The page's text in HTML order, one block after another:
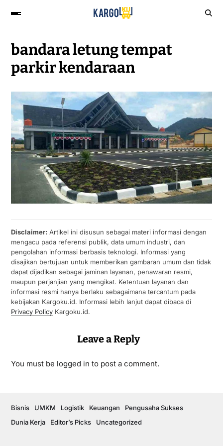
bandara letung tempat
parkir kendaraan
Disclaimer:Artikel ini disusun sebagai materi informasi dengan
mengacu pada referensi publik, data umum industri, dan
pengolahan informasi berbasis teknologi. Informasi yang
disajikan bertujuan untuk memberikan gambaran umum dan tidak
dapat dijadikan sebagai jaminan layanan, penawaran resmi,
maupun perjanjian yang mengikat. Ketentuan layanan dan
informasi resmi hanya berlaku sebagaimana tercantum pada
kebijakan Kargoku.id. Informasi lebih lanjut dapat dibaca di
Privacy PolicyKargoku.id.
Leave a Reply
You must be logged in to post a comment.
Bisnis UMKM Logistik Keuangan
Pengusaha Sukses
Dunia Kerja
Editor’s Picks Uncategorized